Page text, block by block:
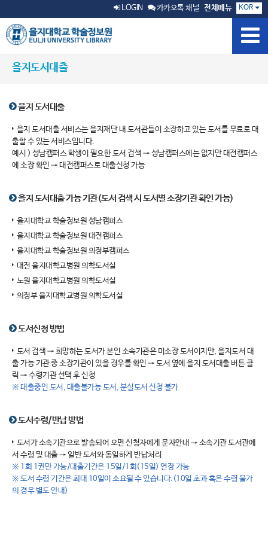
LOGIN 카카오톡 채널 전체메뉴 KOR
을지도서대출
을지 도서대출
을지 도서대출 서비스는 을지재단 내 도서관들이 소장하고 있는 도서를 무료로 대
출할 수 있는 서비스입니다.
예시 ) 성남캠퍼스 학생이 필요한 도서 검색 → 성남캠퍼스에는 없지만 대전캠퍼스
에 소장 확인 → 대전캠퍼스로 대출신청 가능
을지 도서대출 가능 기관(도서 검색 시 도서별 소장기관 확인 가능)
을지대학교 학술정보원 성남캠퍼스
을지대학교 학술정보원 대전캠퍼스
을지대학교 학술정보원 의정부캠퍼스
대전 을지대학교병원 의학도서실
노원 을지대학교병원 의학도서실
의정부 을지대학교병원 의학도서실
도서신청 방법
도서 검색 → 희망하는 도서가 본인 소속기관은 미소장 도서이지만, 을지도서 대
출 가능 기관 중 소장기관이 있을 경우를 확인 → 도서 옆에 을지 도서대출 버튼 클
릭 → 수령기관 선택 후 신청
※ 대출중인 도서, 대출불가능 도서, 분실도서 신청 불가
도서수령/반납 방법
도서가 소속기관으로 발송되어 오면 신청자에게 문자안내 → 소속기관 도서관에
서 수령 및 대출 → 일반 도서와 동일하게 반납처리
※ 1회 1권만 가능/대출기간은 15일/1회(15일) 연장 가능
※ 도서 수령 기간은 최대 10일이 소요될 수 있습니다.(10일 초과 혹은 수령 불가
의 경우 별도 안내)